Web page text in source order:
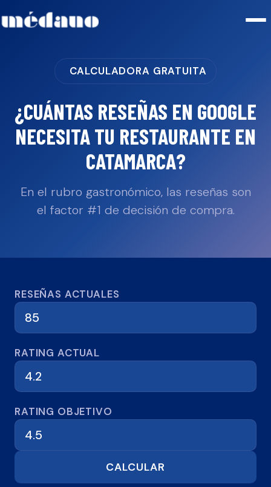
CALCULADORA GRATUITA
¿CUÁNTAS RESEÑAS EN GOOGLE
NECESITA TU RESTAURANTE EN
CATAMARCA?
En el rubro gastronómico, las reseñas son
el factor #1 de decisión de compra.
Calculadora de reseñas
RESEÑAS ACTUALES
RATING ACTUAL
RATING OBJETIVO
CALCULAR